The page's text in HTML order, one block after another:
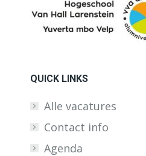
QUICK LINKS
Alle vacatures
Contact info
Agenda